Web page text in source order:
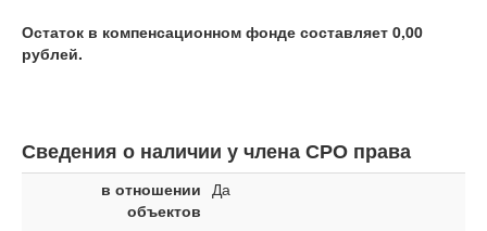
Остаток в компенсационном фонде составляет 0,00
рублей.
Сведения о наличии у члена СРО права
в отношении
объектов
Да